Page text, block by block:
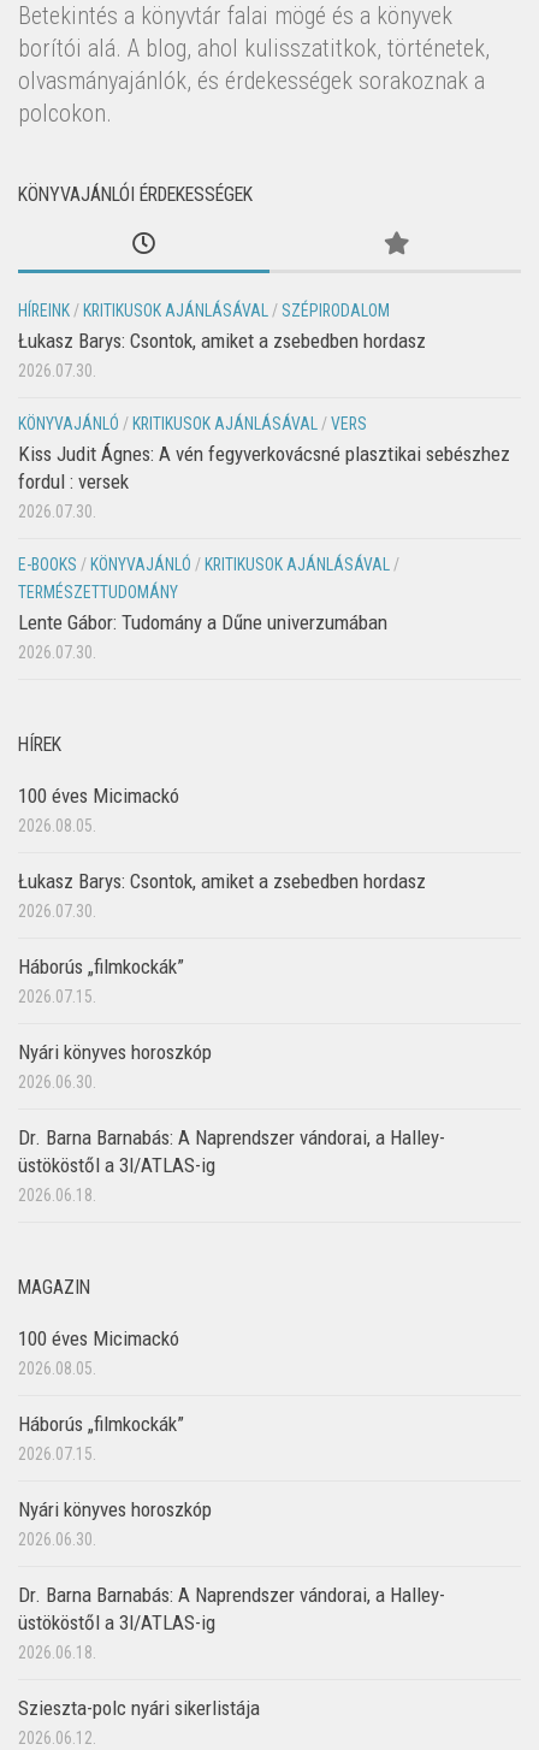
Betekintés a könyvtár falai mögé és a könyvek
borítói alá. A blog, ahol kulisszatitkok, történetek,
olvasmányajánlók, és érdekességek sorakoznak a
polcokon.
KÖNYVAJÁNLÓI ÉRDEKESSÉGEK
HÍREINK / KRITIKUSOK AJÁNLÁSÁVAL / SZÉPIRODALOM
Łukasz Barys: Csontok, amiket a zsebedben hordasz
2026.07.30.
KÖNYVAJÁNLÓ / KRITIKUSOK AJÁNLÁSÁVAL /VERS
Kiss Judit Ágnes: A vén fegyverkovácsné plasztikai sebészhez
fordul : versek
2026.07.30.
E-BOOKS / KÖNYVAJÁNLÓ / KRITIKUSOK AJÁNLÁSÁVAL
/
TERMÉSZETTUDOMÁNY
Lente Gábor: Tudomány a Dűne univerzumában
2026.07.30.
HÍREK
100 éves Micimackó
2026.08.05.
Łukasz Barys: Csontok, amiket a zsebedben hordasz
2026.07.30.
Háborús „filmkockák”
2026.07.15.
Nyári könyves horoszkóp
2026.06.30.
Dr. Barna Barnabás: A Naprendszer vándorai, a Halley-
üstököstől a 3I/ATLAS-ig
2026.06.18.
MAGAZIN
100 éves Micimackó
2026.08.05.
Háborús „filmkockák”
2026.07.15.
Nyári könyves horoszkóp
2026.06.30.
Dr. Barna Barnabás: A Naprendszer vándorai, a Halley-
üstököstől a 3I/ATLAS-ig
2026.06.18.
Szieszta-polc nyári sikerlistája
2026.06.12.